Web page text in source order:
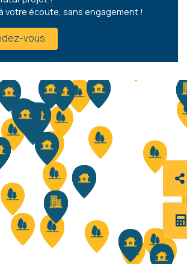
votre écoute, sans engagement !
vous